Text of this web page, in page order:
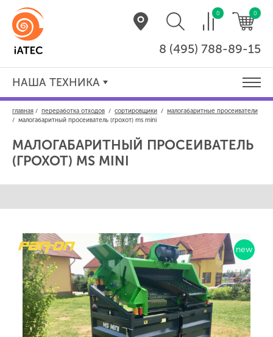
0 0
8 (495) 788-89-15
НАША ТЕХНИКА
главная / переработка отходов / сортировщики / малогабаритные просеиватели
/ малогабаритный просеиватель (грохот) ms mini
МАЛОГАБАРИТНЫЙ ПРОСЕИВАТЕЛЬ
(ГРОХОТ) MS MINI
new